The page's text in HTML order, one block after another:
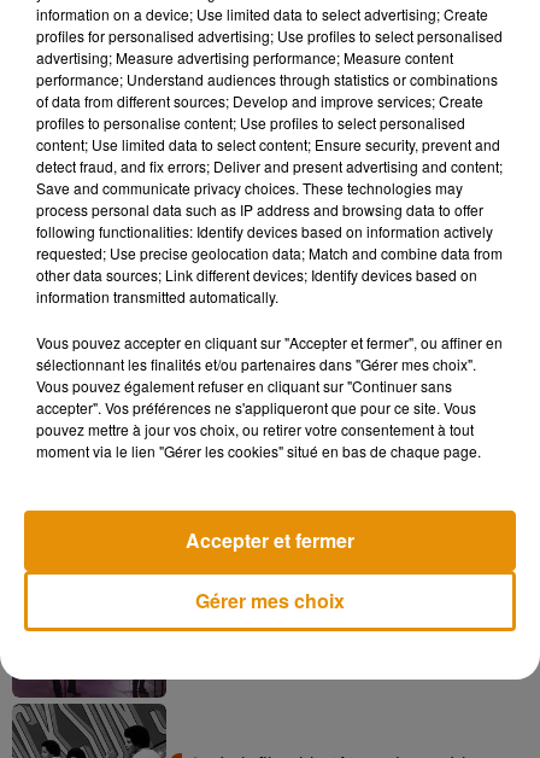
Campus, de l’agence de pub BBDO, en charge de la
communication du produit. Dans sa campagne, la marque
rappelle et insiste que le fait que"si ce n'est pas un oui, c'est
un non".Ce préservatif est aujourd’hui distribué gratuitement
dans les bars et les soirées de Buenos Aires. Il pourrait
bientôt être commercialisé dans l’ensemble du pays, où,
selon une étude de l'association AHF Argentina, 20 % des
hommes avouent ne s'être jamais protégé lors de rapports
sexuels.
Musique
Pomme emprunte le décor de l’émission
« Loups Garous » pour son...
La version réécrite de « Beautiful Day »
interprétée lors des...
information on a device; Use limited data to select advertising; Create
profiles for personalised advertising; Use profiles to select personalised
advertising; Measure advertising performance; Measure content
performance; Understand audiences through statistics or combinations
of data from different sources; Develop and improve services; Create
profiles to personalise content; Use profiles to select personalised
content; Use limited data to select content; Ensure security, prevent and
detect fraud, and fix errors; Deliver and present advertising and content;
Save and communicate privacy choices. These technologies may
process personal data such as IP address and browsing data to offer
following functionalities: Identify devices based on information actively
requested; Use precise geolocation data; Match and combine data from
other data sources; Link different devices; Identify devices based on
information transmitted automatically.
Vous pouvez accepter en cliquant sur "Accepter et fermer", ou affiner en
sélectionnant les finalités et/ou partenaires dans "Gérer mes choix".
Vous pouvez également refuser en cliquant sur "Continuer sans
accepter". Vos préférences ne s'appliqueront que pour ce site. Vous
pouvez mettre à jour vos choix, ou retirer votre consentement à tout
moment via le lien "Gérer les cookies" situé en bas de chaque page.
Gérer mes choix
Accepter et fermer